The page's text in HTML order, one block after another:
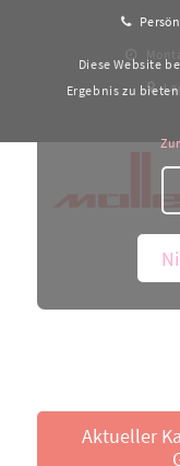
Aktueller
Diese Website
Ergebnis zu